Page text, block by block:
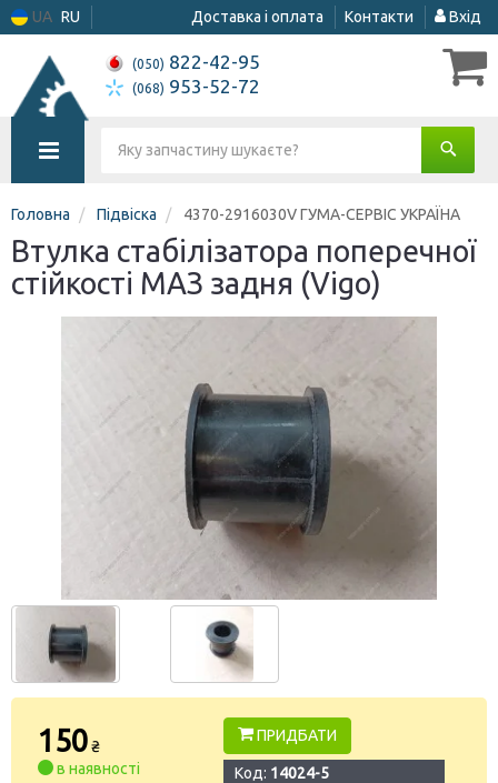
UA RU Доставка і оплата Контакти Вхід
(050) 822-42-95
(068) 953-52-72
Головна Підвіска 4370-2916030V ГУМА-СЕРВІС УКРАЇНА
Втулка стабілізатора поперечної
стійкості МАЗ задня (Vigo)
150₴
в наявності
ПРИДБАТИ
Код: 14024-5